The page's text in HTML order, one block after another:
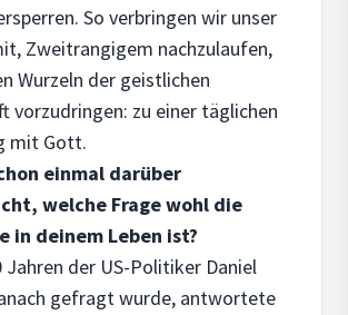
So verbringen wir unser
Zweitrangigem nachzulaufen,
Wurzeln der geistlichen
vorzudringen: zu einer täglichen
mit Gott.
einmal darüber
welche Frage wohl die
in deinem Leben ist?
Jahren der US-Politiker Daniel
gefragt wurde, antwortete